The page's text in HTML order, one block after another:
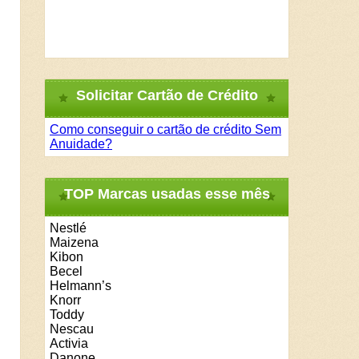
Solicitar Cartão de Crédito
Como conseguir o cartão de crédito Sem
Anuidade?
TOP Marcas usadas esse mês
Nestlé
Maizena
Kibon
Becel
Helmann’s
Knorr
Toddy
Nescau
Activia